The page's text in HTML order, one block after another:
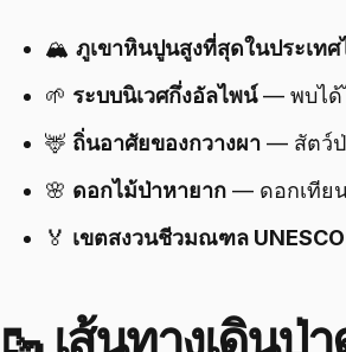
🏔️ ภูเขาหินปูนสูงที่สุดในประเทศ
🌱 ระบบนิเวศกึ่งอัลไพน์— พบได้ไ
🦌 ถิ่นอาศัยของกวางผา — สัตว์ป่
🌸 ดอกไม้ป่าหายาก — ดอกเทีย
🏅 เขตสงวนชีวมณฑล UNESCO